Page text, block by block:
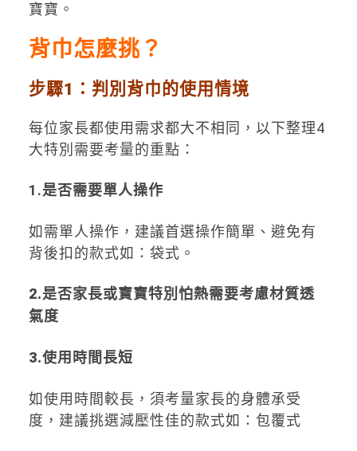
寶寶。
背巾怎麼挑？
步驟1：判別背巾的使用情境
每位家長都使用需求都大不相同，以下整理4
大特別需要考量的重點：
1.是否需要單人操作
如需單人操作，建議首選操作簡單、避免有
背後扣的款式如：袋式。
2.是否家長或寶寶特別怕熱需要考慮材質透
氣度
3.使用時間長短
如使用時間較長，須考量家長的身體承受
度，建議挑選減壓性佳的款式如：包覆式